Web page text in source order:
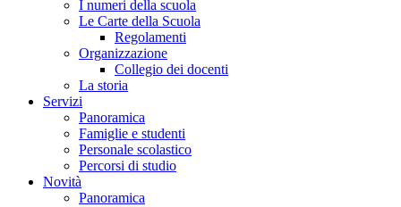
I numeri della scuola
Le Carte della Scuola
Regolamenti
Organizzazione
Collegio dei docenti
La storia
Servizi
Panoramica
Famiglie e studenti
Personale scolastico
Percorsi di studio
Novità
Panoramica